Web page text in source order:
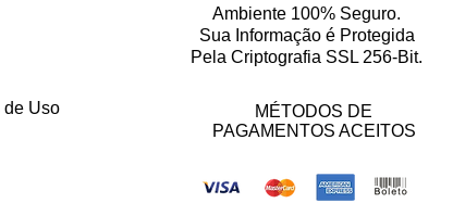
de Uso
Ambiente 100% Seguro.
Sua Informação é Protegida
Pela Criptografia SSL 256-Bit.
MÉTODOS DE
PAGAMENTOS ACEITOS